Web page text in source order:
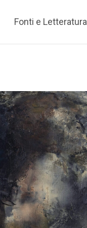
Fonti e Letteratura